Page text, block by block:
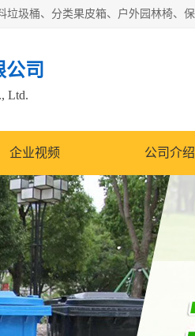
司
Ltd.
企业视频 公司介绍